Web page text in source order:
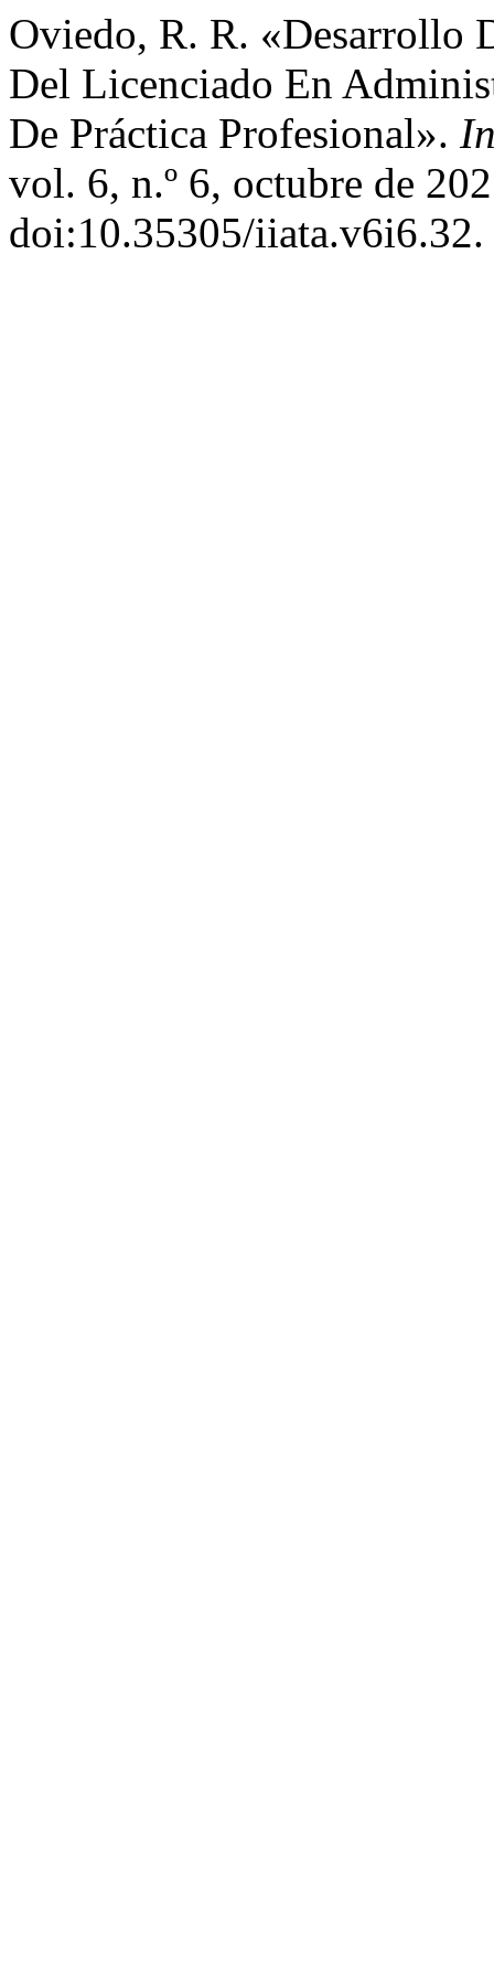
Oviedo, R. R. «Desarrollo
Del Licenciado En
De Práctica Profesional».
vol. 6, n.º 6, octubre de
doi:10.35305/iiata.v6i6.32.